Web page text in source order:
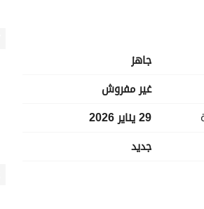
جاهز
غير مفروش
29 يناير 2026
جديد